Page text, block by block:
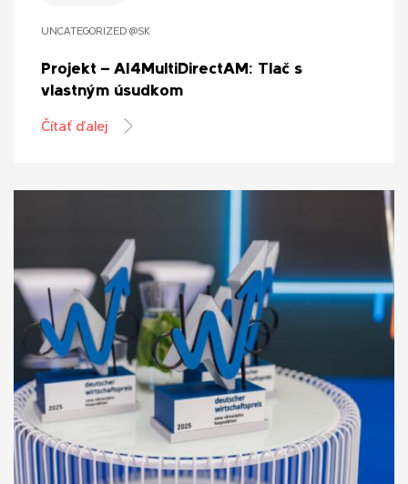
UNCATEGORIZED @SK
Projekt – AI4MultiDirectAM: Tlač s
vlastným úsudkom
Čítať ďalej